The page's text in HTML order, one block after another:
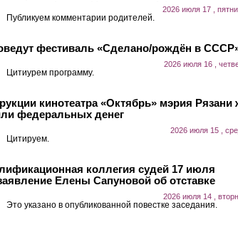
2026 июля 17 ,
Публикуем комментарии родителей.
фестиваль «Сделано/рождён в
2026 июля 16 ,
Цитиурем программу.
кинотеатра «Октябрь» мэрия Рязани
федеральных денег
2026 июля 15 ,
Цитируем.
коллегия судей 17 июля
Елены Сапуновой об отставке
2026 июля 14 ,
Это указано в опубликованной повестке заседания.